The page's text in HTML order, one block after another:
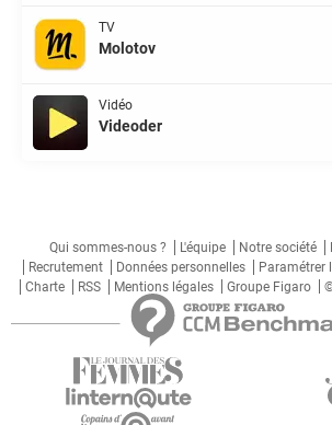
TV
Molotov
Vidéo
Videoder
Qui sommes-nous ? L'équipe Notre société
Recrutement
Données personnelles Paramétrer
Charte
RSS Mentions légales Groupe Figaro